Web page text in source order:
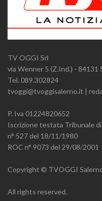
TV OGGI Srl
via Wenner 5 (Z.Ind.) - 84131
Tel. 089.302824
tvoggi@tvoggisalerno.it |
P. Iva 01224820652
Iscrizione testata Tribunale di
n° 527 del 18/11/1980
ROC n° 9073 del 29/08/2001
Copyright © TVOGGI
All rights reserved.